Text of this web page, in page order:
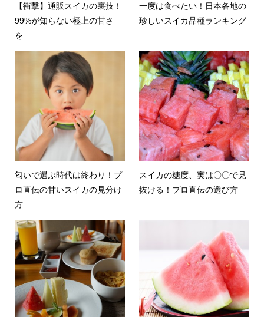
【衝撃】通販スイカの裏技！
99%が知らない極上の甘さ
を...
一度は食べたい！日本各地の
珍しいスイカ品種ランキング
匂いで選ぶ時代は終わり！プ
ロ直伝の甘いスイカの見分け
方
スイカの糖度、実は〇〇で見
抜ける！プロ直伝の選び方